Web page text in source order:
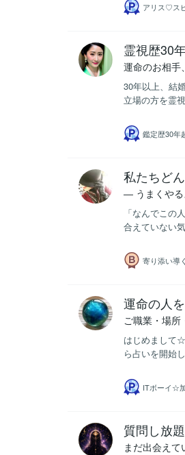
アリス♡ス
霊視歴30
運命のお相手
30年以上、結
立場の方を霊
鑑定歴30年
私たちど
― うまくや
「なんでこの
合えていない
寄り添い導
運命の人
ご職業・場
はじめまして
ら占いを開始
ITボーイ☆
質問し放
まだ出会え